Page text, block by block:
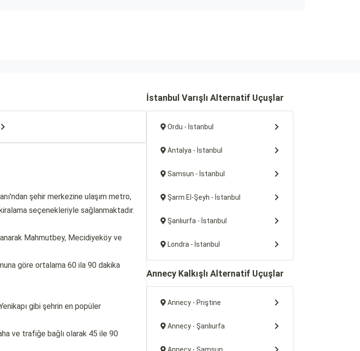
şehir merkezine ulaşım metro,
seçenekleriyle sağlanmaktadır.
Mahmutbey, Mecidiyeköy ve
göre ortalama 60 ila 90 dakika
gibi şehrin en popüler
ve trafiğe bağlı olarak 45 ile 90
İstanbul Varışlı Alternatif Uçuşlar
Ordu - İstanbul
Antalya - İstanbul
Samsun - İstanbul
Şarm El-Şeyh - İstanbul
Şanlıurfa - İstanbul
Londra - İstanbul
Annecy Kalkışlı Alternatif Uçuşlar
Annecy - Priştine
Annecy - Şanlıurfa